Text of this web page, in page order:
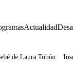
Actualidad
de Laura Tobón